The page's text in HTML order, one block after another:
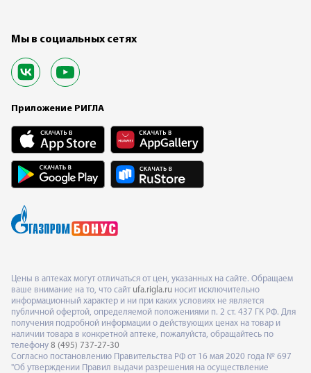
Мы в социальных сетях
Приложение РИГЛА
Цены в аптеках могут отличаться от цен, указанных на сайте. Обращаем
ваше внимание на то, что сайт ufa.rigla.ru носит исключительно
информационный характер и ни при каких условиях не является
публичной офертой, определяемой положениями п. 2 ст. 437 ГК РФ. Для
получения подробной информации о действующих ценах на товар и
наличии товара в конкретной аптеке, пожалуйста, обращайтесь по
телефону 8 (495) 737-27-30
Согласно постановлению Правительства РФ от 16 мая 2020 года № 697
"Об утверждении Правил выдачи разрешения на осуществление